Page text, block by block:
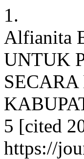
1.
Alfianita
UNTUK
5 [cited
https://